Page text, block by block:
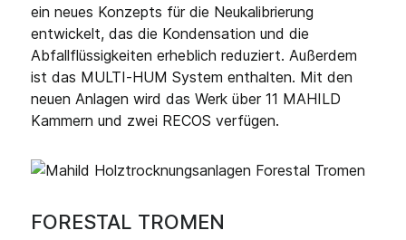
ein neues Konzepts für die Neukalibrierung
entwickelt, das die Kondensation und die
Abfallflüssigkeiten erheblich reduziert. Außerdem
ist das MULTI-HUM System enthalten. Mit den
neuen Anlagen wird das Werk über 11 MAHILD
Kammern und zwei RECOS verfügen.
FORESTAL TROMEN